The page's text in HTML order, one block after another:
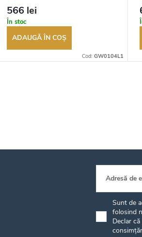
returnarea bunurilor. Vânzător
autorizat
566 lei
În stoc
ADAUGĂ ÎN COŞ
Cod: GW0104L1
Adresă de
Sunt de
folosind
Declar